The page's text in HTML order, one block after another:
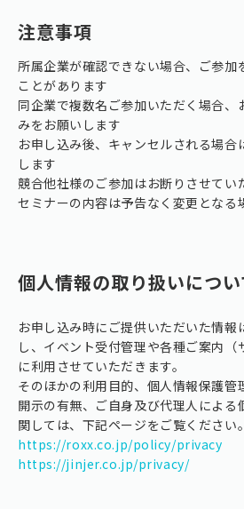
注意事項
所属企業が確認できない場合、ご参加
ことがあります
同企業で複数名ご参加いただく場合、
みをお願いします
お申し込み後、キャンセルされる場合
します
競合他社様のご参加はお断りさせてい
セミナーの内容は予告なく変更となる
個人情報の取り扱いについ
お申し込み時にご提供いただいた情報
し、イベント受付管理や各種ご案内（
に利用させていただきます。
そのほかの利用目的、個人情報保護管
開示の有無、ご自身及び代理人による
関しては、下記ページをご覧ください。
https://roxx.co.jp/policy/privacy
https://jinjer.co.jp/privacy/